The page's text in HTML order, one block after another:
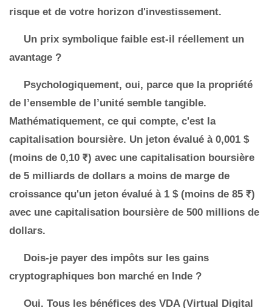
risque et de votre horizon d'investissement.
Un prix symbolique faible est-il réellement un
avantage ?
Psychologiquement, oui, parce que la propriété
de l’ensemble de l’unité semble tangible.
Mathématiquement, ce qui compte, c'est la
capitalisation boursière. Un jeton évalué à 0,001 $
(moins de 0,10 ₹) avec une capitalisation boursière
de 5 milliards de dollars a moins de marge de
croissance qu'un jeton évalué à 1 $ (moins de 85 ₹)
avec une capitalisation boursière de 500 millions de
dollars.
Dois-je payer des impôts sur les gains
cryptographiques bon marché en Inde ?
Oui. Tous les bénéfices des VDA (Virtual Digital